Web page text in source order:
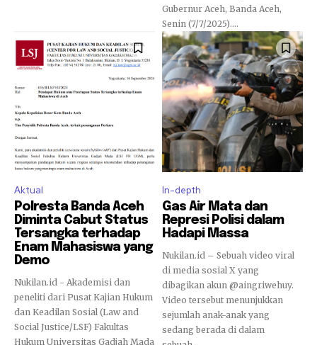
Gubernur Aceh, Banda Aceh,
Senin (7/7/2025)....
Aktual
Polresta Banda Aceh
Diminta Cabut Status
Tersangka terhadap
Enam Mahasiswa yang
Demo
Nukilan.id - Akademisi dan
peneliti dari Pusat Kajian Hukum
dan Keadilan Sosial (Law and
Social Justice/LSF) Fakultas
Hukum Universitas Gadjah Mada
In-depth
Gas Air Mata dan
Represi Polisi dalam
Hadapi Massa
Nukilan.id – Sebuah video viral
di media sosial X yang
dibagikan akun @aingriwehuy.
Video tersebut menunjukkan
sejumlah anak-anak yang
sedang berada di dalam